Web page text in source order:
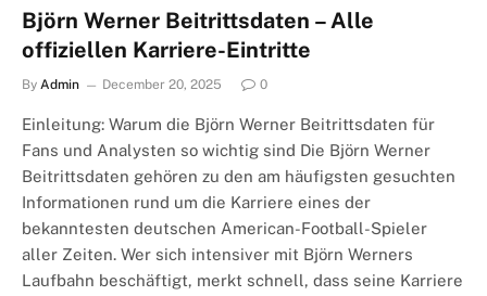
Björn Werner Beitrittsdaten – Alle
offiziellen Karriere-Eintritte
By Admin December 20, 2025 0
Einleitung: Warum die Björn Werner Beitrittsdaten für
Fans und Analysten so wichtig sind Die Björn Werner
Beitrittsdaten gehören zu den am häufigsten gesuchten
Informationen rund um die Karriere eines der
bekanntesten deutschen American-Football-Spieler
aller Zeiten. Wer sich intensiver mit Björn Werners
Laufbahn beschäftigt, merkt schnell, dass seine Karriere